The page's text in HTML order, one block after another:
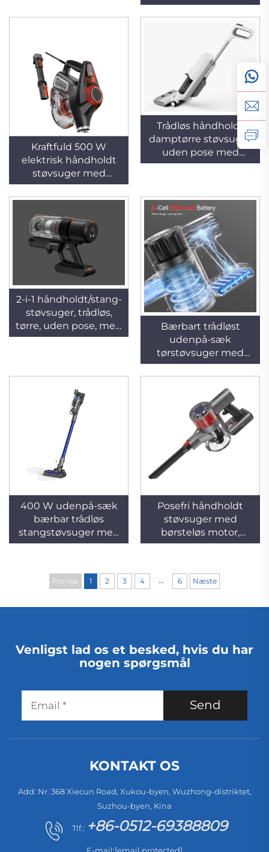
uden pose, 2-i-1
stangstøvsuger til
brug på hoteller og i
hjemmehusholdninger
(kun til tørre
rengøringsopgaver)
Kraftfuld 500 W
elektrisk håndholdt
støvsuger med
tilbehør,
strømforsynet motor
rengøringsopgaver
med pose til brug på
hoteller og i
husholdninger
Trådløs håndholdt
damptørre støvsuger
uden pose med
vaskeligt filter, bærbar
kantrensning
2-i-1 håndholdt/stang-
støvsuger, trådløs,
tørre, uden pose, med
HEPA-filter, børsteløs
bil
Bærbart trådløst
udenpå-sæk
tørstøvsuger med
batteri til gulvfejning i
husholdning og hotel
400 W udenpå-sæk
bærbar trådløs
stangstøvsuger med
cycloneteknologi til
kæledyrshår og
tæppe i hotel og
Posefri håndholdt
støvsuger med
børsteløs motor,
batteri-/elektrisk
i hjemmet og på
hoteller, automatisk,
Forrige 1 2 3 4 ... 6 Næste
Venligst lad os et besked, hvis du har
nogen spørgsmål
Send
KONTAKT OS
Add: Nr. 368 Xiecun Road, Xukou-byen, Wuzhong-distriktet,
Suzhou-byen, Kina
Tlf.: +86-0512-69388809
E-mail:[email protected]